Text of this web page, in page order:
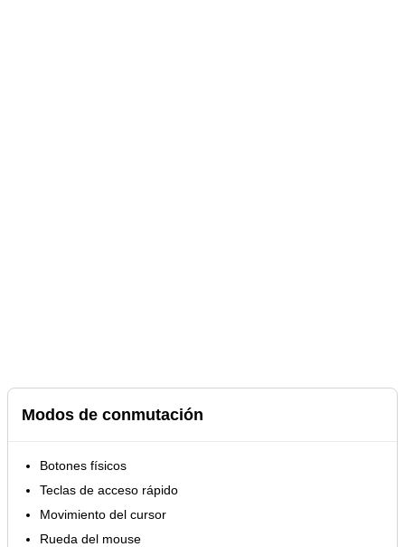
Modos de conmutación
Botones físicos
Teclas de acceso rápido
Movimiento del cursor
Rueda del mouse